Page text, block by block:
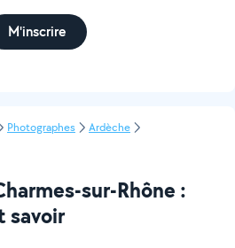
M'inscrire
Photographes
Ardèche
sur-Rhône :
savoir